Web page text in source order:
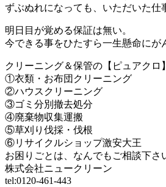
ずぶぬれになっても、いただいた仕
明日目が覚める保証は無い。
今できる事をひたすら一生懸命にが
クリーニング＆保管の【ピュアクロ】
①衣類・お布団クリーニング
②ハウスクリーニング
③ゴミ分別撤去処分
④廃棄物収集運搬
⑤草刈り伐採・伐根
⑥リサイクルショップ激安大王
お困りごとは、なんでもご相談下さ
株式会社ニュークリーン
tel:0120-461-443